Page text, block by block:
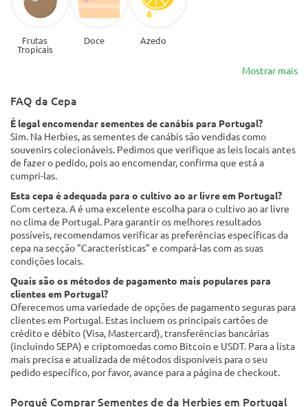
Frutas
Tropicais
Doce Azedo
Mostrar mais
FAQ da Cepa
É legal encomendar sementes de canábis para Portugal?
Sim. Na Herbies, as sementes de canábis são vendidas como
souvenirs colecionáveis. Pedimos que verifique as leis locais antes
de fazer o pedido, pois ao encomendar, confirma que está a
cumpri-las.
Esta cepa é adequada para o cultivo ao ar livre em Portugal?
Com certeza. A é uma excelente escolha para o cultivo ao ar livre
no clima de Portugal. Para garantir os melhores resultados
possíveis, recomendamos verificar as preferências específicas da
cepa na secção "Características" e compará-las com as suas
condições locais.
Quais são os métodos de pagamento mais populares para
clientes em Portugal?
Oferecemos uma variedade de opções de pagamento seguras para
clientes em Portugal. Estas incluem os principais cartões de
crédito e débito (Visa, Mastercard), transferências bancárias
(incluindo SEPA) e criptomoedas como Bitcoin e USDT. Para a lista
mais precisa e atualizada de métodos disponíveis para o seu
pedido específico, por favor, avance para a página de checkout.
Porquê Comprar Sementes de da Herbies em Portugal